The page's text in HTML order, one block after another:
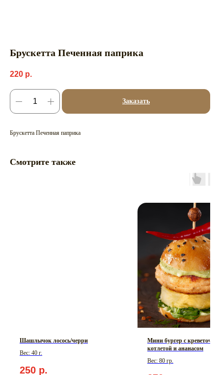
Брускетта Печенная паприка
220 р.
Заказать
Брускетта Печенная паприка
Смотрите также
Шашлычок лосось/черри
Вес: 40 г.
250 р.
Мини бургер с
котлетой и ананасом
Вес: 80 гр.